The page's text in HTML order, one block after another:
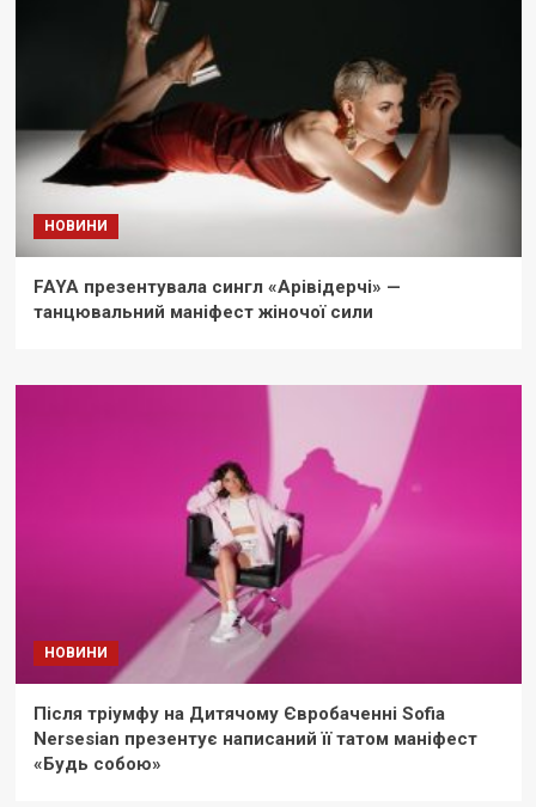
НОВИНИ
FAYA презентувала сингл «Арівідерчі» —
танцювальний маніфест жіночої сили
НОВИНИ
Після тріумфу на Дитячому Євробаченні Sofia
Nersesian презентує написаний її татом маніфест
«Будь собою»